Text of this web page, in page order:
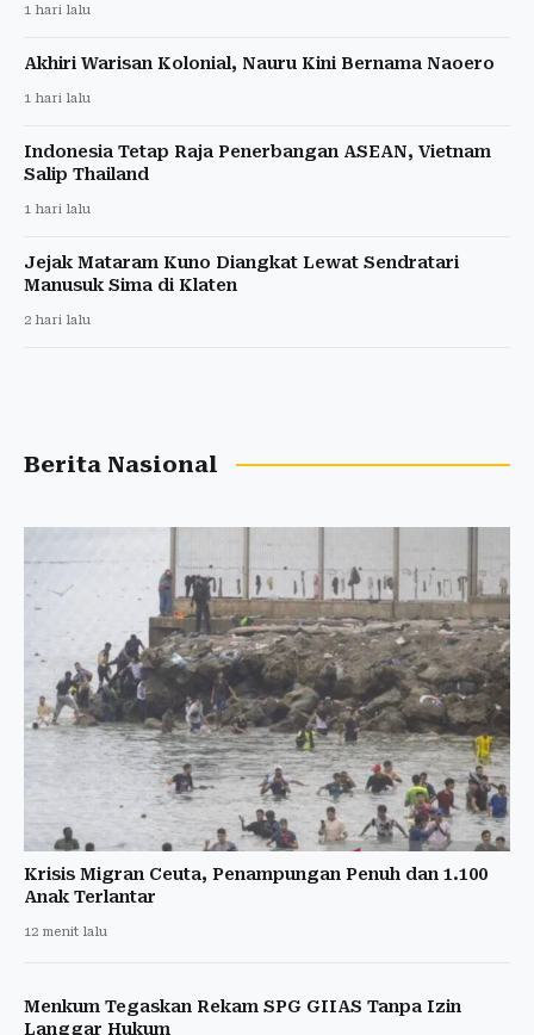
1 hari lalu
Akhiri Warisan Kolonial, Nauru Kini Bernama Naoero
1 hari lalu
Indonesia Tetap Raja Penerbangan ASEAN, Vietnam
Salip Thailand
1 hari lalu
Jejak Mataram Kuno Diangkat Lewat Sendratari
Manusuk Sima di Klaten
2 hari lalu
Berita Nasional
Krisis Migran Ceuta, Penampungan Penuh dan 1.100
Anak Terlantar
12 menit lalu
Menkum Tegaskan Rekam SPG GIIAS Tanpa Izin
Langgar Hukum